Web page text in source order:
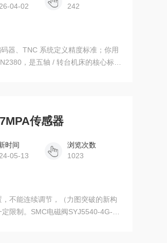
04-02
242
器、TNC 系统定义精度标准；你用
，是五轴 / 转台机床的核心标配
传感器
时间
05-13
浏览次数
1023
不能连续调节，（力图突破的新构
限制。SMC电磁阀SYJ5540-4G-